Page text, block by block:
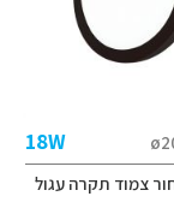
18W
צמוד תקרה עגול